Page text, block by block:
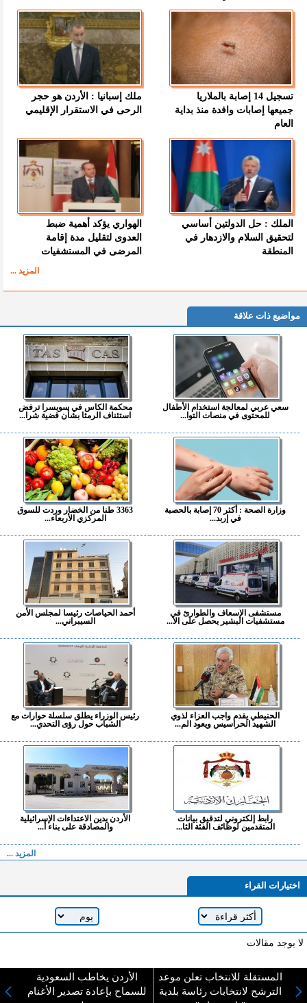
تسجيل 14 إصابة بالملاريا
جميعها إصابات وافدة منذ بداية
العام
ملك إسبانيا : الأردن هو حجر
الرحى في الاستقرار الإقليمي
الملك : حل الدولتين أساسي
لتحقيق السلام والازدهار في
المنطقة
الهواري يؤكد أهمية ضبط
العدوى لتقليل مدة إقامة
المرضى في المستشفيات
المزيد ...
مواضيع ذات علاقة
سعي عربي لمعالجة استخدام الأطفال
للمحتوى في منصات التوا...
محكمة الكاس في سويسرا ترفض
استئناف الرمثا بشأن قضية شرا...
وزارة الصحة : أكثر 70 إصابة بالحصبة
في إربد...
3363 طنا من الخضار وردت للسوق
المركزي الأربعاء...
مستشفى الإسعاف والطوارئ في
مستشفيات البشير يحصل على الا...
أحمد الحياصات رئيسا لمجلس الأمن
السيبراني...
الحنيطي يقدم واجب العزاء لذوي
الشهيد الحراسيس ويعود الم...
رئيس الوزراء يطلق سلسلة حوارات مع
الشباب حول رؤى التحدي...
رابط إلكتروني لتدقيق بيانات
المتقدمين لوظائف الفئة الثا...
الأردن يدين الاعتداءات الإسرائيلية
والمصادقة على بناء أ...
المزيد ...
اختيارات القراء
لا يوجد مقالات
المستقلة للانتخاب تعلن موعد
الترشح لانتخابات رئاسة بلدية
الأردن يخاطب السعودية
للسماح بإعادة تصدير الأغنام
لا مانع من الإقتباس وإعادة النشر شريط ذكر المصدر ( المدينة نيوز ) - الآراء والتعليقات